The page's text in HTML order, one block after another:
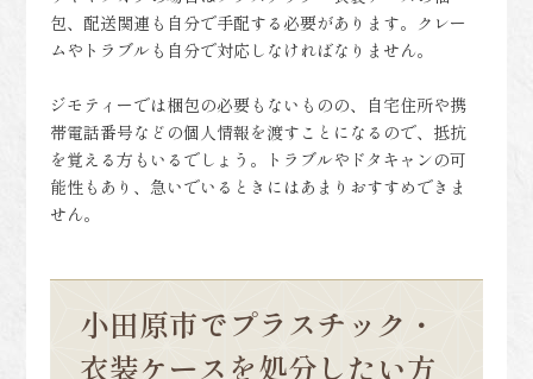
包、配送関連も自分で手配する必要があります。クレー
ムやトラブルも自分で対応しなければなりません。
ジモティーでは梱包の必要もないものの、自宅住所や携
帯電話番号などの個人情報を渡すことになるので、抵抗
を覚える方もいるでしょう。トラブルやドタキャンの可
能性もあり、急いでいるときにはあまりおすすめできま
せん。
小田原市でプラスチック・
衣装ケースを処分したい方